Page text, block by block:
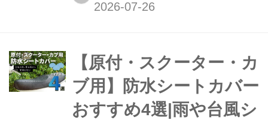
志のスーパー・カブカブ・ダイアリー
くんですよね。いつかは九州で釣りを
してみたいと思っていたけど、いつか
ってのは今でしょ。というわけで釣り
仲間のODAさんと共に、フェリーに乗
【原付・スクーター・カ
ブ用】防水シートカバー
おすすめ4選|雨や台風シ